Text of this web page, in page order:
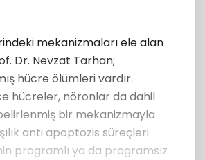
mekanizmaları ele alan
Dr. Nevzat Tarhan;
hücre ölümleri vardır.
hücreler, nöronlar da dahil
bir mekanizmayla
anti apoptozis süreçleri
programlı ya da programsız